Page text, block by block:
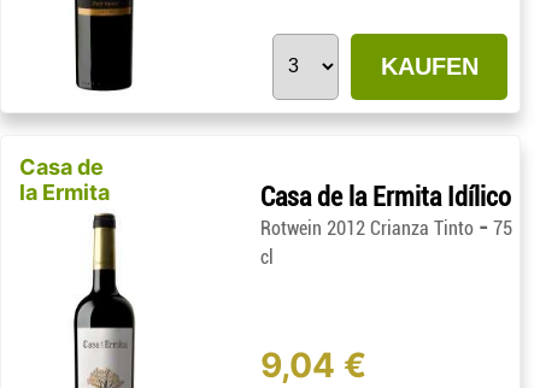
KAUFEN
Casa de
la Ermita
Casa de la Ermita Idílico
Rotwein 2012 Crianza Tinto -75
cl
9,04 €